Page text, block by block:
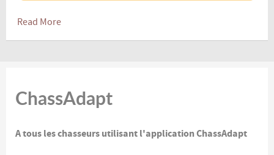
Read More
ChassAdapt
A tous les chasseurs utilisant l'application ChassAdapt